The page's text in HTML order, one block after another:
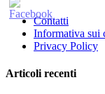
Contatti
Informativa sui
Privacy Policy
Articoli recenti